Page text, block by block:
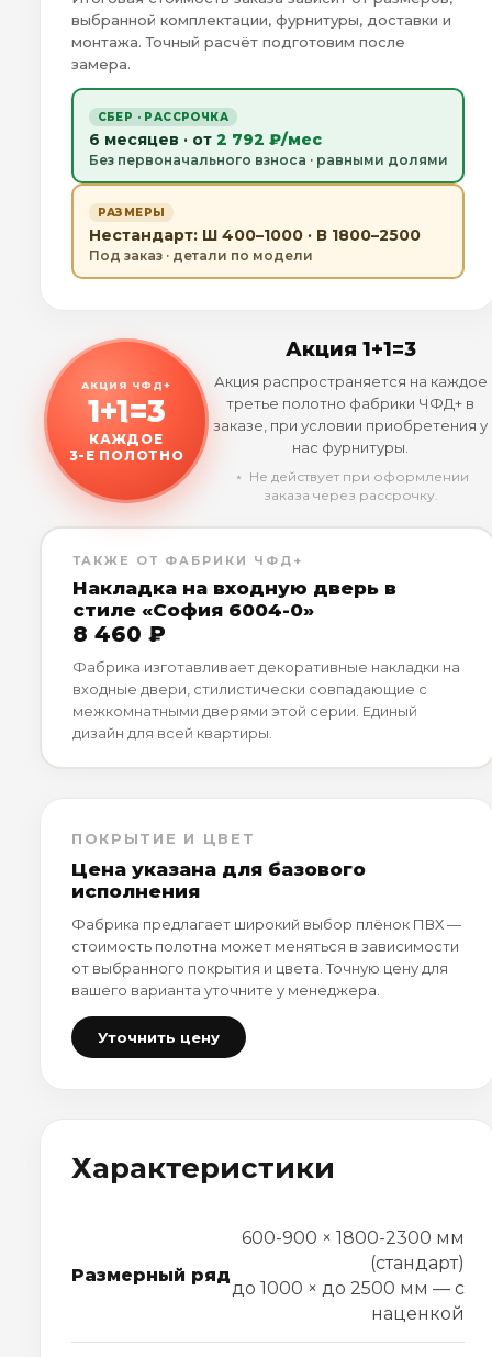
выбранной комплектации, фурнитуры, доставки и
монтажа. Точный расчёт подготовим после
замера.
СБЕР · РАССРОЧКА
6 месяцев · от 2 792 ₽/мес
Без первоначального взноса · равными долями
РАЗМЕРЫ
Нестандарт: Ш 400–1000 · В 1800–2500
Под заказ · детали по модели
АКЦИЯ ЧФД+
1+1=3
КАЖДОЕ
3-Е ПОЛОТНО
Акция 1+1=3
Акция распространяется на каждое
третье полотно фабрики ЧФД+ в
заказе, при условии приобретения у
нас фурнитуры.
﹡ Не действует при оформлении
заказа через рассрочку.
ТАКЖЕ ОТ ФАБРИКИ ЧФД+
Накладка на входную дверь в
стиле «София 6004-0»
8 460 ₽
Фабрика изготавливает декоративные накладки на
входные двери, стилистически совпадающие с
межкомнатными дверями этой серии. Единый
дизайн для всей квартиры.
ПОКРЫТИЕ И ЦВЕТ
Цена указана для базового
исполнения
Фабрика предлагает широкий выбор плёнок ПВХ —
стоимость полотна может меняться в зависимости
от выбранного покрытия и цвета. Точную цену для
вашего варианта уточните у менеджера.
Уточнить цену
Характеристики
Размерный ряд
600-900 × 1800-2300 мм
(стандарт)
до 1000 × до 2500 мм — с
наценкой